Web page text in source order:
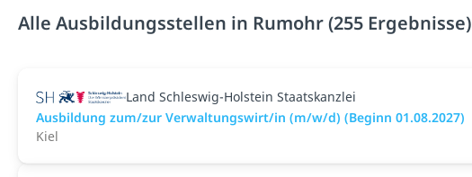
Alle Ausbildungsstellen in Rumohr (255 Ergebnisse)
Land Schleswig-Holstein Staatskanzlei
Ausbildung zum/zur Verwaltungswirt/in (m/w/d) (Beginn 01.08.2027)
Kiel